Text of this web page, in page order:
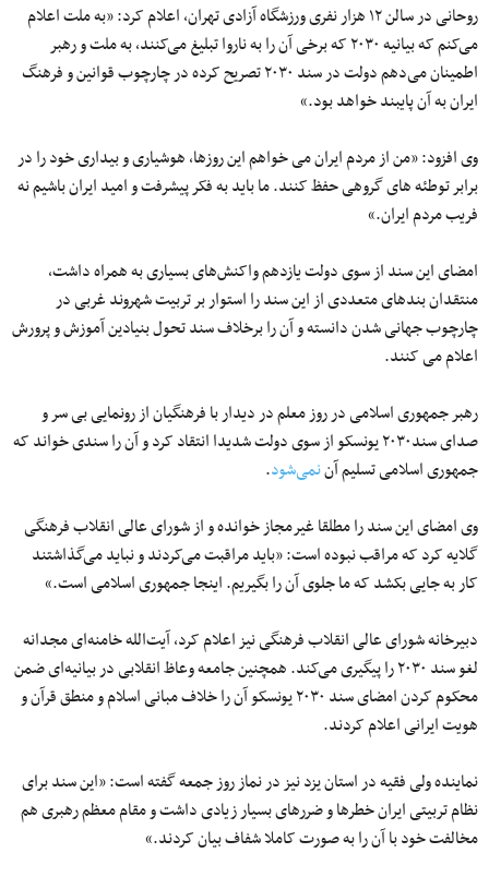
روحانی در سالن ۱۲ هزار نفری ورزشگاه آزادی تهران، اعلام کرد: «به ملت اعلام
می‌کنم که بیانیه ۲۰۳۰ که برخی آن را به ناروا تبلیغ می‌کنند، به ملت و رهبر
اطمینان می‌دهم دولت در سند ۲۰۳۰ تصریح کرده در چارچوب قوانین و فرهنگ
ایران به آن پایبند خواهد بود.»
وی افزود: «من از مردم ایران می خواهم این روزها، هوشیاری و بیداری خود را در
برابر توطئه های گروهی حفظ کنند. ما باید به فکر پیشرفت و امید ایران باشیم نه
فریب مردم ایران.»
امضای این سند از سوی دولت یازدهم واکنش‌های بسیاری به همراه داشت،
منتقدان بندهای متعددی از این سند را استوار بر تربیت شهروند غربی در
چارچوب جهانی شدن دانسته و آن را برخلاف سند تحول بنیادین آموزش و پرورش
اعلام می کنند.
رهبر جمهوری اسلامی در روز معلم در دیدار با فرهنگیان از رونمایی بی‌ سر و
صدای سند۲۰۳۰ یونسکو از سوی دولت شدیدا انتقاد کرد و آن را سندی خواند که
جمهوری اسلامی تسلیم آننمی‌شود.
وی امضای این سند را مطلقا غیرمجاز خوانده و از شورای عالی انقلاب فرهنگی
گلایه‌ کرد که مراقب نبوده است: «باید مراقبت می‌کردند و نباید می‌گذاشتند
کار به جایی بکشد که ما جلوی آن را بگیریم. اینجا جمهوری اسلامی است.»
دبیرخانه شورای عالی انقلاب فرهنگی نیز اعلام کرد، آیت‌الله خامنه‌ای مجدانه
لغو سند ۲۰۳۰ را پیگیری می‌کند. همچنین جامعه وعاظ انقلابی در بیانیه‌ای ضمن
محکوم کردن امضای سند ۲۰۳۰ یونسکو آن را خلاف مبانی اسلام و منطق قرآن و
هویت ایرانی اعلام کردند.
نماینده ولی فقیه در استان یزد نیز در نماز روز جمعه گفته است: «این سند برای
نظام تربیتی ایران خطرها و ضررهای بسیار زیادی داشت و مقام معظم رهبری هم
مخالفت خود با آن را به صورت کاملا شفاف بیان کردند.»